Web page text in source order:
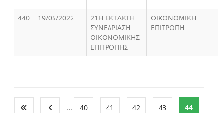
440 19/05/2022
21Η ΕΚΤΑΚΤΗ
ΣΥΝΕΔΡΙΑΣΗ
ΟΙΚΟΝΟΜΙΚΗΣ
ΕΠΙΤΡΟΠΗΣ
ΟΙΚΟΝΟΜΙΚΗ
ΕΠΙΤΡΟΠΗ
… 40 41 42 43 44